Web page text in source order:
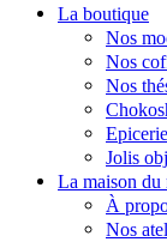
La boutique
Nos
Nos
Nos
Epicerie
Jolis
La maison du
À
Nos